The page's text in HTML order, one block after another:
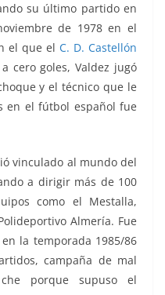
su último partido en
de 1978 en el
el que el C. D. Castellón
cero goles, Valdez jugó
y el técnico que le
en el fútbol español fue
vinculado al mundo del
a dirigir más de 100
como el Mestalla,
Almería. Fue
en la temporada 1985/86
campaña de mal
porque supuso el